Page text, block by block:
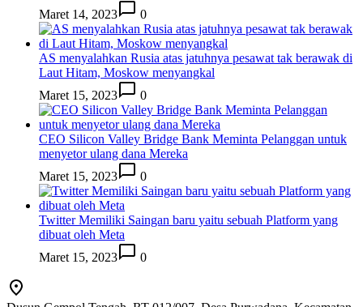
Maret 14, 2023
0
AS menyalahkan Rusia atas jatuhnya pesawat tak berawak di
Laut Hitam, Moskow menyangkal
Maret 15, 2023
0
CEO Silicon Valley Bridge Bank Meminta Pelanggan untuk
menyetor ulang dana Mereka
Maret 15, 2023
0
Twitter Memiliki Saingan baru yaitu sebuah Platform yang
dibuat oleh Meta
Maret 15, 2023
0